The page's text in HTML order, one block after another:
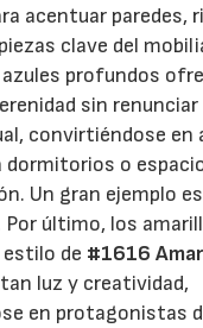
acentuar paredes,
clave del
profundos
sin renunciar
convirtiéndose en
dormitorios o
Un gran ejemplo es
Por último, los
de #1616
luz y creatividad,
en protagonistas